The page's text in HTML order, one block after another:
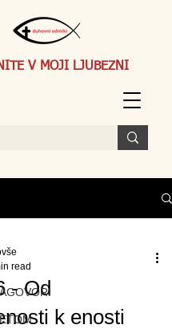
V MOJI LJUBEZNI
- Od
k enosti
read